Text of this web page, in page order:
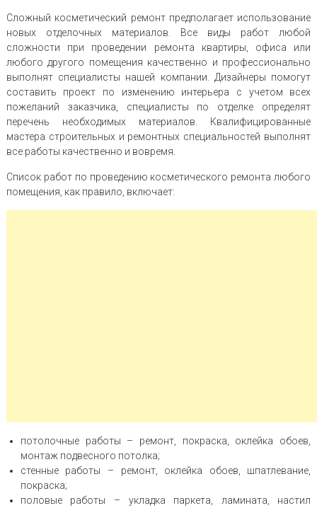
Сложный косметический ремонт предполагает использование
новых отделочных материалов. Все виды работ любой
сложности при проведении ремонта квартиры, офиса или
любого другого помещения качественно и профессионально
выполнят специалисты нашей компании. Дизайнеры помогут
составить проект по изменению интерьера с учетом всех
пожеланий заказчика, специалисты по отделке определят
перечень необходимых материалов. Квалифицированные
мастера строительных и ремонтных специальностей выполнят
все работы качественно и вовремя.
Список работ по проведению косметического ремонта любого
помещения, как правило, включает:
потолочные работы – ремонт, покраска, оклейка обоев,
монтаж подвесного потолка;
стенные работы – ремонт, оклейка обоев, шпатлевание,
покраска;
половые работы – укладка паркета, ламината, настил